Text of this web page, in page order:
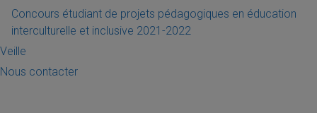
Concours étudiant de projets pédagogiques en éducation
interculturelle et inclusive 2021-2022
Veille
Nous contacter